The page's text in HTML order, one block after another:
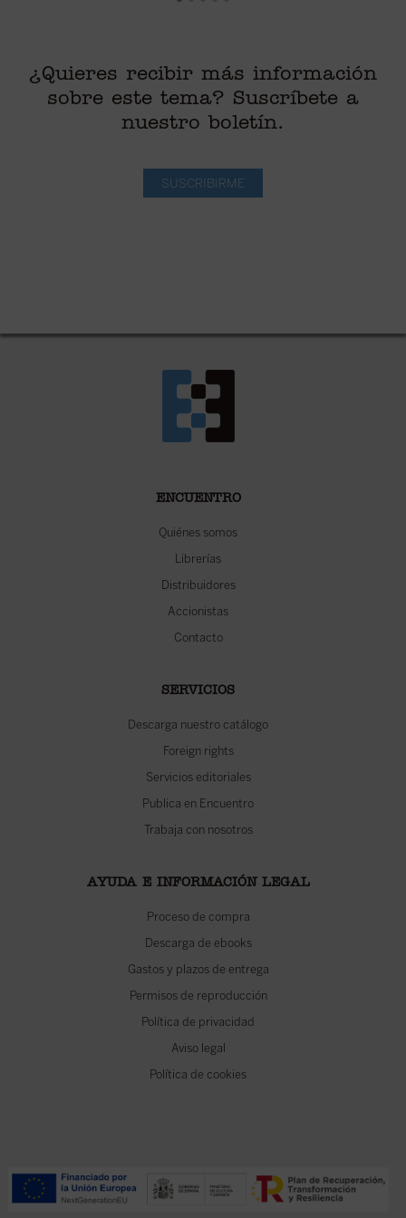
¿Quieres recibir más información
sobre este tema? Suscríbete a
nuestro boletín.
SUSCRIBIRME
ENCUENTRO
Quiénes somos
Librerías
Distribuidores
Accionistas
Contacto
SERVICIOS
Descarga nuestro catálogo
Foreign rights
Servicios editoriales
Publica en Encuentro
Trabaja con nosotros
AYUDA E INFORMACIÓN LEGAL
Proceso de compra
Descarga de ebooks
Gastos y plazos de entrega
Permisos de reproducción
Política de privacidad
Aviso legal
Política de cookies